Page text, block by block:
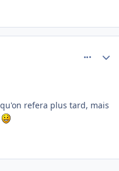
refera plus tard, mais